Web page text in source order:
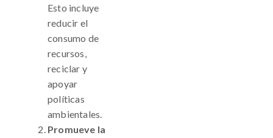
Esto incluye
reducir el
consumo de
recursos,
reciclar y
apoyar
políticas
ambientales.
Promueve la